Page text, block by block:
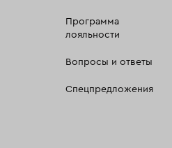
Программа
лояльности
Вопросы и ответы
Спецпредложения